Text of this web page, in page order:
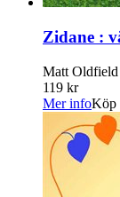
Zidane :
Matt Oldfield
119 kr
Mer infoKöp